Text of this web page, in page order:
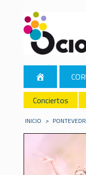
Conciertos
INICIO >